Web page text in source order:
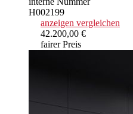
H002199
anzeigen vergleichen
42.200,00 €
fairer Preis